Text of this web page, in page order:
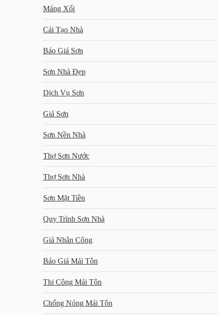
Máng Xối
Cải Tạo Nhà
Báo Giá Sơn
Sơn Nhà Đẹp
Dịch Vụ Sơn
Giá Sơn
Sơn Nền Nhà
Thợ Sơn Nước
Thợ Sơn Nhà
Sơn Mặt Tiền
Quy Trình Sơn Nhà
Giá Nhân Công
Báo Giá Mái Tôn
Thi Công Mái Tôn
Chống Nóng Mái Tôn